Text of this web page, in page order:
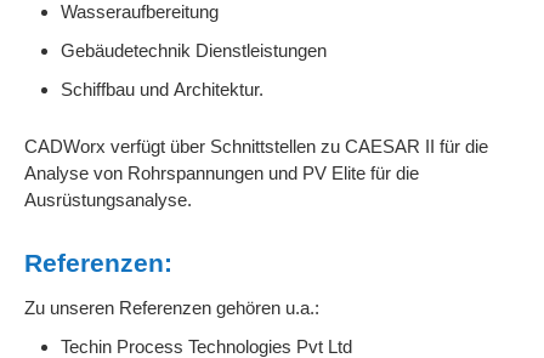
Wasseraufbereitung
Gebäudetechnik Dienstleistungen
Schiffbau und Architektur.
CADWorx verfügt über Schnittstellen zu CAESAR II für die
Analyse von Rohrspannungen und PV Elite für die
Ausrüstungsanalyse.
Referenzen:
Zu unseren Referenzen gehören u.a.:
Techin Process Technologies Pvt Ltd